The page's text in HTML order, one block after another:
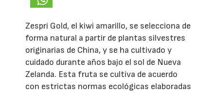
Zespri Gold, el kiwi amarillo, se selecciona de
forma natural a partir de plantas silvestres
originarias de China, y se ha cultivado y
cuidado durante años bajo el sol de Nueva
Zelanda. Esta fruta se cultiva de acuerdo
con estrictas normas ecológicas elaboradas